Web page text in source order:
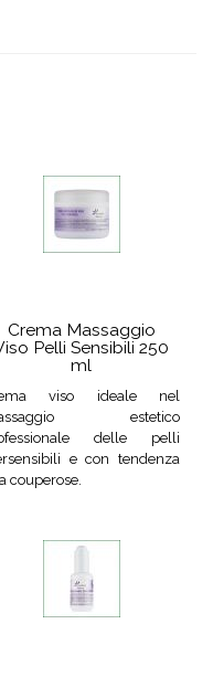
Crema Massaggio
Pelli Sensibili 250
ml
viso ideale nel
estetico
delle pelli
e con tendenza
couperose.